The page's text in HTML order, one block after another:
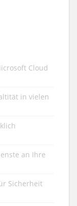
Cloud
in vielen
an Ihre
Sicherheit